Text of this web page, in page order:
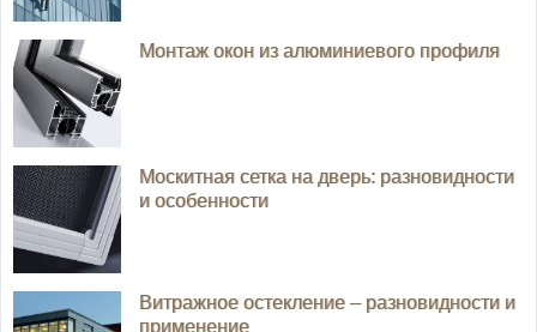
Монтаж окон из алюминиевого профиля
Москитная сетка на дверь: разновидности
и особенности
Витражное остекление – разновидности и
применение